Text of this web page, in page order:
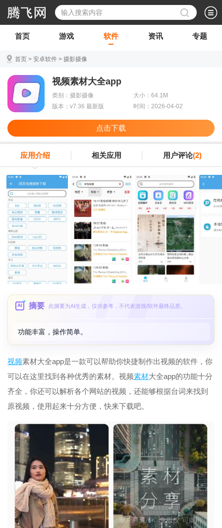
首页 游戏 软件 资讯 专题
首页 > 安卓软件 > 摄影摄像
视频素材大全app
类别：摄影摄像
大小：64.1M
版本：v7.36 最新版
时间：2026-04-02
点击下载
应用介绍 相关应用 用户评论(2)
AI 摘要 此摘要为AI生成，仅供参考，不代表游戏/软件最终品质。
功能丰富，操作简单。
视频素材大全app是一款可以帮助你快捷制作出视频的软件，你
可以在这里找到各种优秀的素材。视频素材大全app的功能十分
齐全，你还可以解析各个网站的视频，还能够根据台词来找到
原视频，使用起来十分方便，快来下载吧。